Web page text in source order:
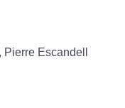
Escandell